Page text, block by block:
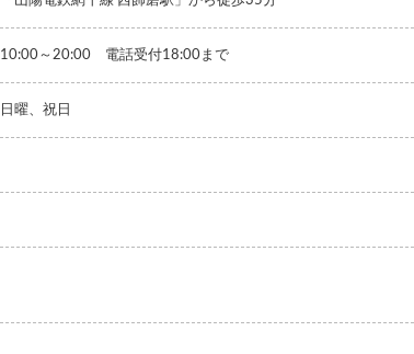
10:00～20:00 電話受付18:00まで
日曜、祝日